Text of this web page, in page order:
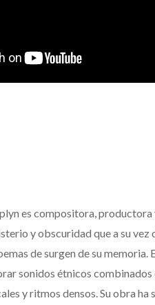
es compositora, productora
y obscuridad que a su
de surgen de su
sonidos étnicos
y ritmos densos. Su obra